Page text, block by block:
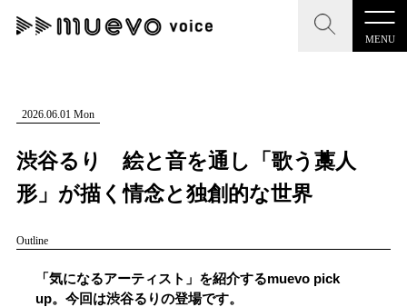
MENU
CLOSE
記事を検索する
人気ワード
#男性SSW #ポップス #女性SSW
CLOSE
"読者の声を形にする”音楽特化メディア
MENU
記事一覧
2026.06.01 Mon
渋谷るり 絵と音を通し「歌う藁人
形」が描く情念と独創的な世界
Outline
「気になるアーティスト」を紹介するmuevo pick
up。今回は渋谷るりの登場です。